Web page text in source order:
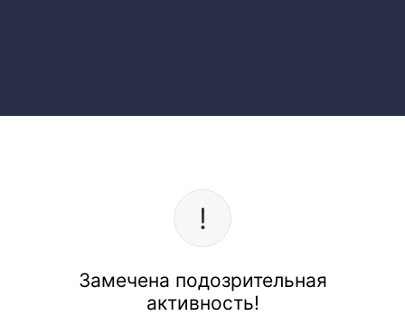
Замечена подозрительная
активность!